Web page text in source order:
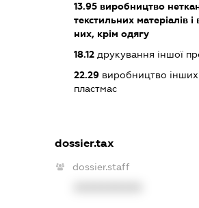
13.95 виробництво
текстильних матеріалів і
них, крім одягу
18.12 друкування іншої
22.29 виробництво інших
пластмас
dossier.tax
dossier.staff